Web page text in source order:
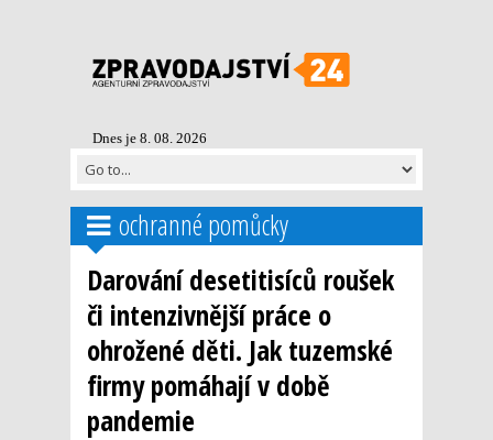
Dnes je 8. 08. 2026
ochranné pomůcky
Darování desetitisíců roušek
či intenzivnější práce o
ohrožené děti. Jak tuzemské
firmy pomáhají v době
pandemie